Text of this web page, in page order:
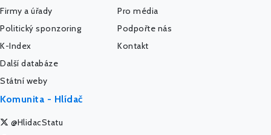
Firmy a úřady
Politický sponzoring
K-Index
Další databáze
Státní weby
Pro média
Podpořte nás
Kontakt
Komunita - Hlídač
@HlidacStatu